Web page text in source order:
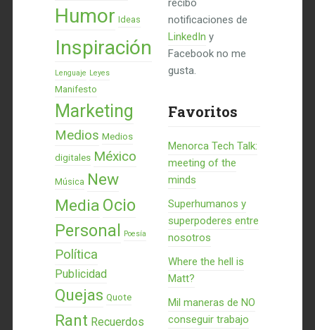
Humor Ideas
Inspiración
Lenguaje Leyes
Manifesto
Marketing
Medios Medios
digitales México
Música New
Media Ocio
Personal Poesía
Política
Publicidad
Quejas Quote
Rant Recuerdos
recibo
notificaciones de
LinkedIn y
Facebook no me
gusta.
Favoritos
Menorca Tech Talk:
meeting of the
minds
Superhumanos y
superpoderes entre
nosotros
Where the hell is
Matt?
Mil maneras de NO
conseguir trabajo